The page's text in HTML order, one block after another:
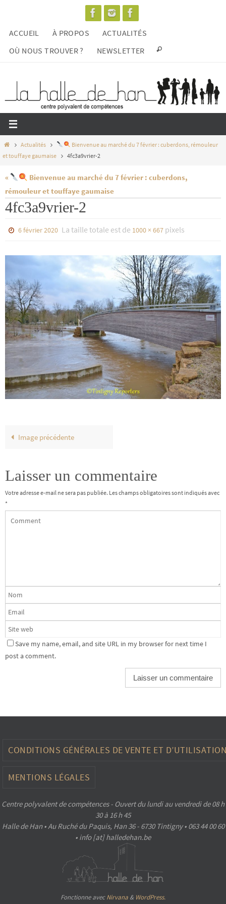
contenu
ACCUEIL À PROPOS
ACTUALITÉS
OÙ NOUS TROUVER ?
NEWSLETTER
HomeActualités
Bienvenue au marché du 7 février : cuberdons, rémouleur
et touffaye gaumaise
4fc3a9vrier-2
«
Bienvenue au marché du 7 février : cuberdons,
rémouleur et touffaye gaumaise
4fc3a9vrier-2
6 février 2020 La taille totale est de 1000 × 667 pixels
Image précédente
Laisser un commentaire
Votre adresse e-mail ne sera pas publiée. Les champs obligatoires sont indiqués avec
*
Save my name, email, and site URL in my browser for next time I
post a comment.
CONDITIONS GÉNÉRALES DE VENTE ET
MENTIONS LÉGALES
Centre polyvalent de compétences - Ouvert du lundi au vendredi de 08 h
30 à 16 h 45
Halle de Han • Au Ruché du Paquis, Han 36 - 6730 Tintigny • 063 44 00 60
• info [at] halledehan.be
Fonctionne avecNirvana & WordPress.